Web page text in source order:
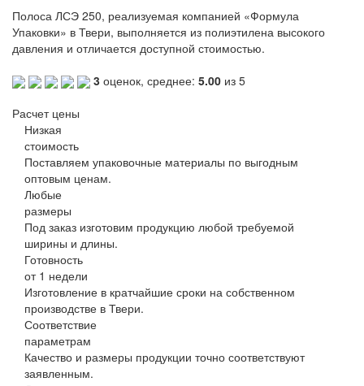
Полоса ЛСЭ 250, реализуемая компанией «Формула
Упаковки» в Твери, выполняется из полиэтилена высокого
давления и отличается доступной стоимостью.
3 оценок, среднее: 5.00 из 5
Расчет цены
Низкая
стоимость
Поставляем упаковочные материалы по выгодным
оптовым ценам.
Любые
размеры
Под заказ изготовим продукцию любой требуемой
ширины и длины.
Готовность
от 1 недели
Изготовление в кратчайшие сроки на собственном
производстве в Твери.
Соответствие
параметрам
Качество и размеры продукции точно соответствуют
заявленным.